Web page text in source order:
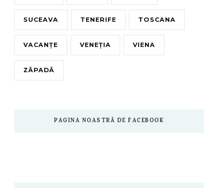
SUCEAVA TENERIFE TOSCANA
VACANȚE VENEȚIA VIENA
ZĂPADĂ
PAGINA NOASTRĂ DE FACEBOOK